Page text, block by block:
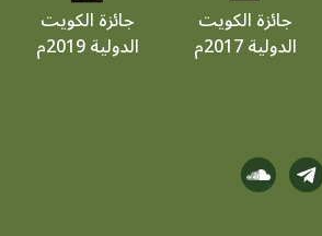
جائزة الكويت
الدولية 2017م
جائزة الكويت
الدولية 2019م